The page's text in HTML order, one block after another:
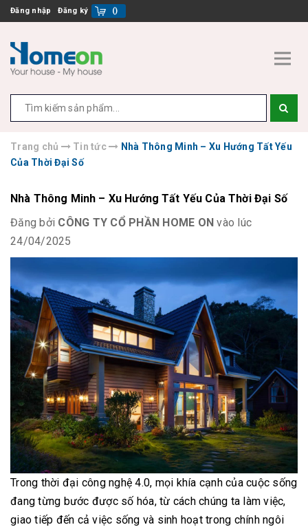
Đăng nhập Đăng ký ()
Trang chủ Tin tức
Nhà Thông Minh – Xu Hướng Tất Yếu
Của Thời Đại Số
Nhà Thông Minh – Xu Hướng Tất Yếu Của Thời Đại Số
Đăng bởi CÔNG TY CỔ PHẦN HOME ON vào lúc
24/04/2025
Trong thời đại công nghệ 4.0, mọi khía cạnh của cuộc sống
đang từng bước được số hóa, từ cách chúng ta làm việc,
giao tiếp đến cả việc sống và sinh hoạt trong chính ngôi